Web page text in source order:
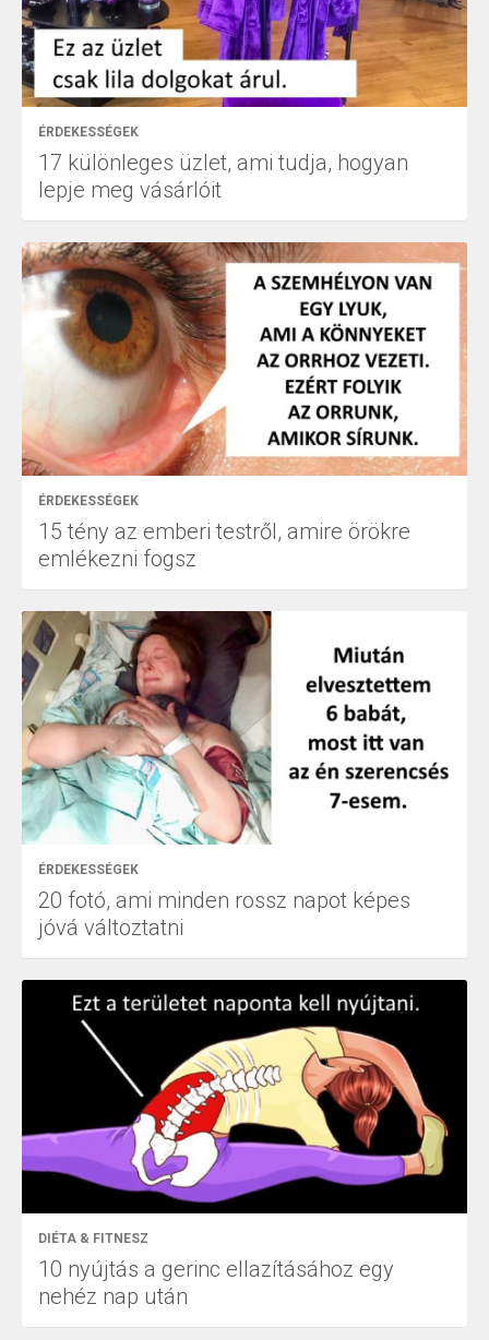
ÉRDEKESSÉGEK
17 különleges üzlet, ami tudja, hogyan
lepje meg vásárlóit
ÉRDEKESSÉGEK
15 tény az emberi testről, amire örökre
emlékezni fogsz
ÉRDEKESSÉGEK
20 fotó, ami minden rossz napot képes
jóvá változtatni
DIÉTA & FITNESZ
10 nyújtás a gerinc ellazításához egy
nehéz nap után